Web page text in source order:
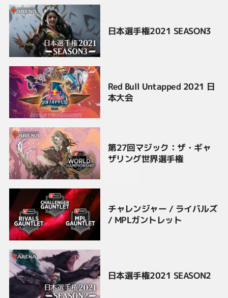
日本選手権2021 SEASON3
Red Bull Untapped 2021 日
本大会
第27回マジック：ザ・ギャ
ザリング世界選手権
チャレンジャー / ライバルズ
/ MPLガントレット
日本選手権2021 SEASON2